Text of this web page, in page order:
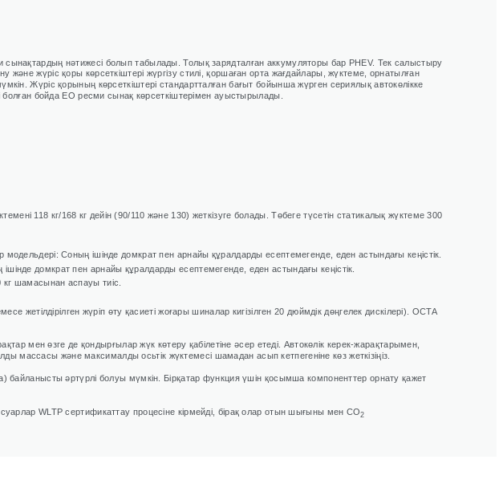
сынақтардың нәтижесі болып табылады. Толық зарядталған аккумуляторы бар PHEV. Тек салыстыру
жүріс қоры көрсеткіштері жүргізу стилі, қоршаған орта жағдайлары, жүктеме, орнатылған
Жүріс қорының көрсеткіштері стандартталған бағыт бойынша жүрген сериялық автокөлікке
болған бойда ЕО ресми сынақ көрсеткіштерімен ауыстырылады.
118 кг/168 кг дейін (90/110 және 130) жеткізуге болады. Төбеге түсетін статикалық жүктеме 300
Соның ішінде домкрат пен арнайы құралдарды есептемегенде, еден астындағы кеңістік.
домкрат пен арнайы құралдарды есептемегенде, еден астындағы кеңістік.
шамасынан аспауы тиіс.
жетілдірілген жүріп өту қасиеті жоғары шиналар кигізілген 20 дюймдік дөңгелек дискілері). OCTA
мен өзге де қондырғылар жүк көтеру қабілетіне әсер етеді. Автокөлік керек-жарақтарымен,
және максималды осьтік жүктемесі шамадан асып кетпегеніне көз жеткізіңіз.
байланысты әртүрлі болуы мүмкін. Бірқатар функция үшін қосымша компоненттер орнату қажет
WLTP сертификаттау процесіне кірмейді, бірақ олар отын шығыны мен CO2